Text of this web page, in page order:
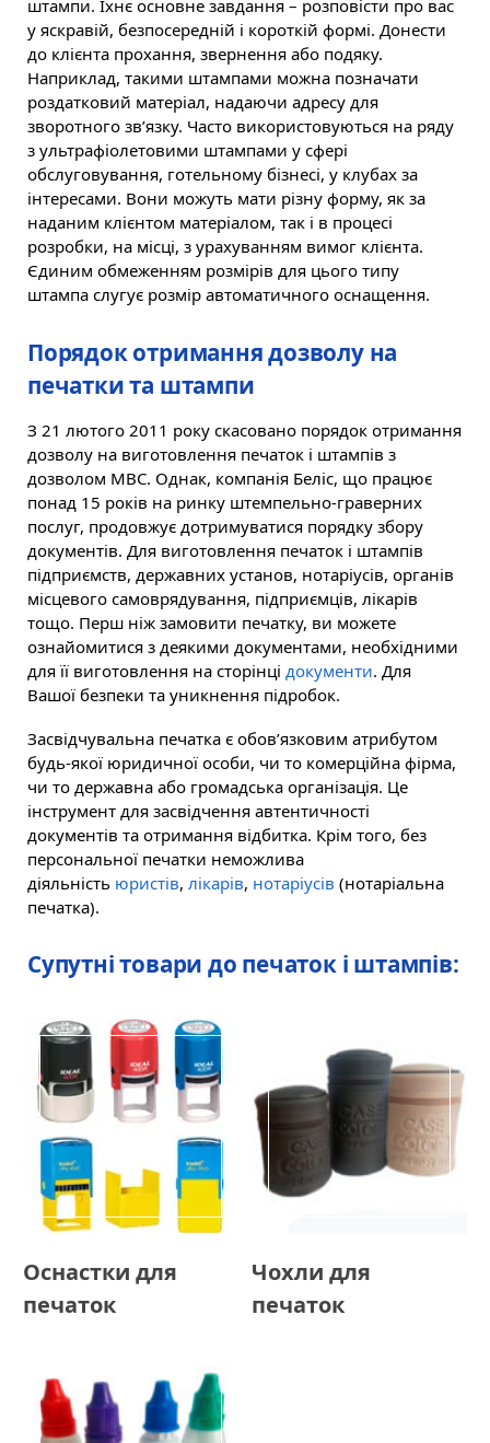
штампи. Їхнє основне завдання – розповісти про вас
у яскравій, безпосередній і короткій формі. Донести
до клієнта прохання, звернення або подяку.
Наприклад, такими штампами можна позначати
роздатковий матеріал, надаючи адресу для
зворотного зв’язку. Часто використовуються на ряду
з ультрафіолетовими штампами у сфері
обслуговування, готельному бізнесі, у клубах за
інтересами. Вони можуть мати різну форму, як за
наданим клієнтом матеріалом, так і в процесі
розробки, на місці, з урахуванням вимог клієнта.
Єдиним обмеженням розмірів для цього типу
штампа слугує розмір автоматичного оснащення.
Порядок отримання дозволу на
печатки та штампи
З 21 лютого 2011 року скасовано порядок отримання
дозволу на виготовлення печаток і штампів з
дозволом МВС. Однак, компанія Беліс, що працює
понад 15 років на ринку штемпельно-граверних
послуг, продовжує дотримуватися порядку збору
документів. Для виготовлення печаток і штампів
підприємств, державних установ, нотаріусів, органів
місцевого самоврядування, підприємців, лікарів
тощо. Перш ніж замовити печатку, ви можете
ознайомитися з деякими документами, необхідними
для її виготовлення на сторінці документи. Для
Вашої безпеки та уникнення підробок.
Засвідчувальна печатка є обов’язковим атрибутом
будь-якої юридичної особи, чи то комерційна фірма,
чи то державна або громадська організація. Це
інструмент для засвідчення автентичності
документів та отримання відбитка. Крім того, без
персональної печатки неможлива
діяльність юристів, лікарів, нотаріусів (нотаріальна
печатка).
Супутні товари до печаток і штампів:
Оснастки для
печаток
Чохли для
печаток